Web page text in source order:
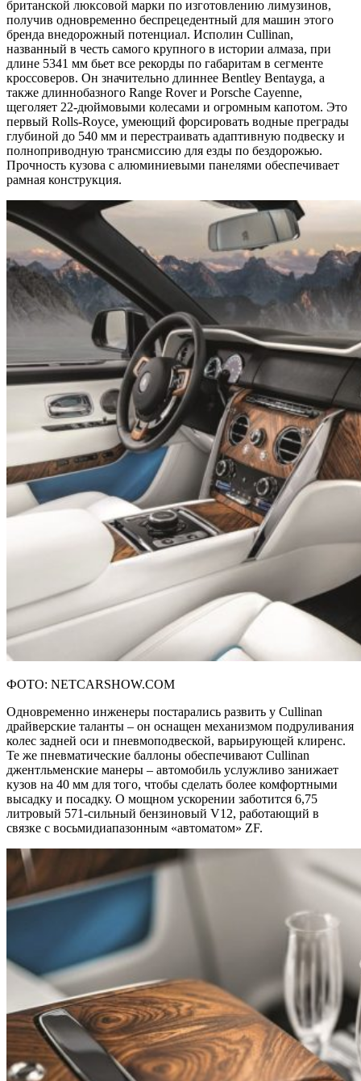
британской люксовой марки по изготовлению лимузинов,
получив одновременно беспрецедентный для машин этого
бренда внедорожный потенциал. Исполин Cullinan,
названный в честь самого крупного в истории алмаза, при
длине 5341 мм бьет все рекорды по габаритам в сегменте
кроссоверов. Он значительно длиннее Bentley Bentayga, а
также длиннобазного Range Rover и Porsche Cayenne,
щеголяет 22-дюймовыми колесами и огромным капотом. Это
первый Rolls-Royce, умеющий форсировать водные преграды
глубиной до 540 мм и перестраивать адаптивную подвеску и
полноприводную трансмиссию для езды по бездорожью.
Прочность кузова с алюминиевыми панелями обеспечивает
рамная конструкция.
ФОТО: NETCARSHOW.COM
Одновременно инженеры постарались развить у Cullinan
драйверские таланты – он оснащен механизмом подруливания
колес задней оси и пневмоподвеской, варьирующей клиренс.
Те же пневматические баллоны обеспечивают Cullinan
джентльменские манеры – автомобиль услужливо занижает
кузов на 40 мм для того, чтобы сделать более комфортными
высадку и посадку. О мощном ускорении заботится 6,75
литровый 571-сильный бензиновый V12, работающий в
связке с восьмидиапазонным «автоматом» ZF.